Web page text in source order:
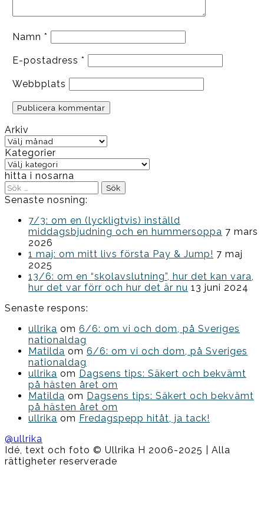
Namn *
E-postadress *
Webbplats
Arkiv
Arkiv
Kategorier
Kategorier
hitta i nosarna
Sök
efter:
Senaste nosning:
7/3: om en (lyckligtvis) inställd
middagsbjudning och en hummersoppa 7 mars
2026
1 maj: om mitt livs första Pay & Jump! 7 maj
2025
13/6: om en “skolavslutning”, hur det kan vara,
hur det var förr och hur det är nu 13 juni 2024
Senaste respons:
ullrika om 6/6: om vi och dom, på Sveriges
nationaldag
Matilda om 6/6: om vi och dom, på Sveriges
nationaldag
ullrika om Dagsens tips: Säkert och bekvämt
på hästen året om
Matilda om Dagsens tips: Säkert och bekvämt
på hästen året om
ullrika om Fredagspepp hitåt, ja tack!
@ullrika
Idé, text och foto © Ullrika H 2006-2025 | Alla
rättigheter reserverade